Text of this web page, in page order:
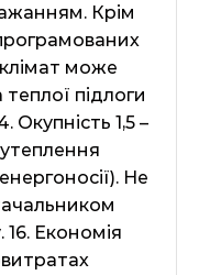
Крім
може
підлоги
Окупність 1,5 –
Не
16. Економія